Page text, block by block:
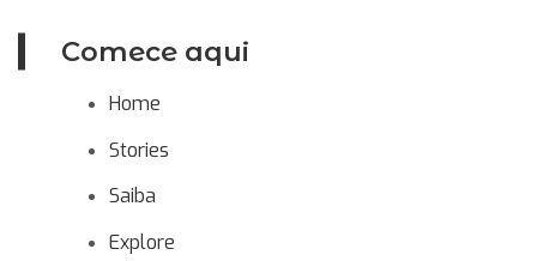
Comece aqui
Home
Stories
Saiba
Explore